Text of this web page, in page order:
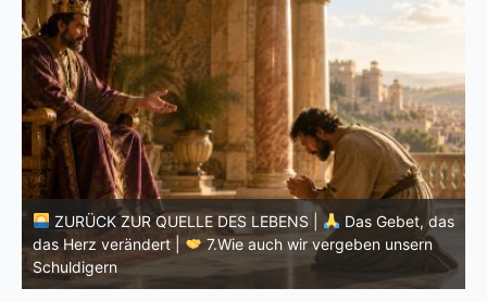
ZURÜCK ZUR QUELLE DES LEBENS |
Das Gebet, das
das Herz verändert |
9.Erlöse uns von dem Bösen